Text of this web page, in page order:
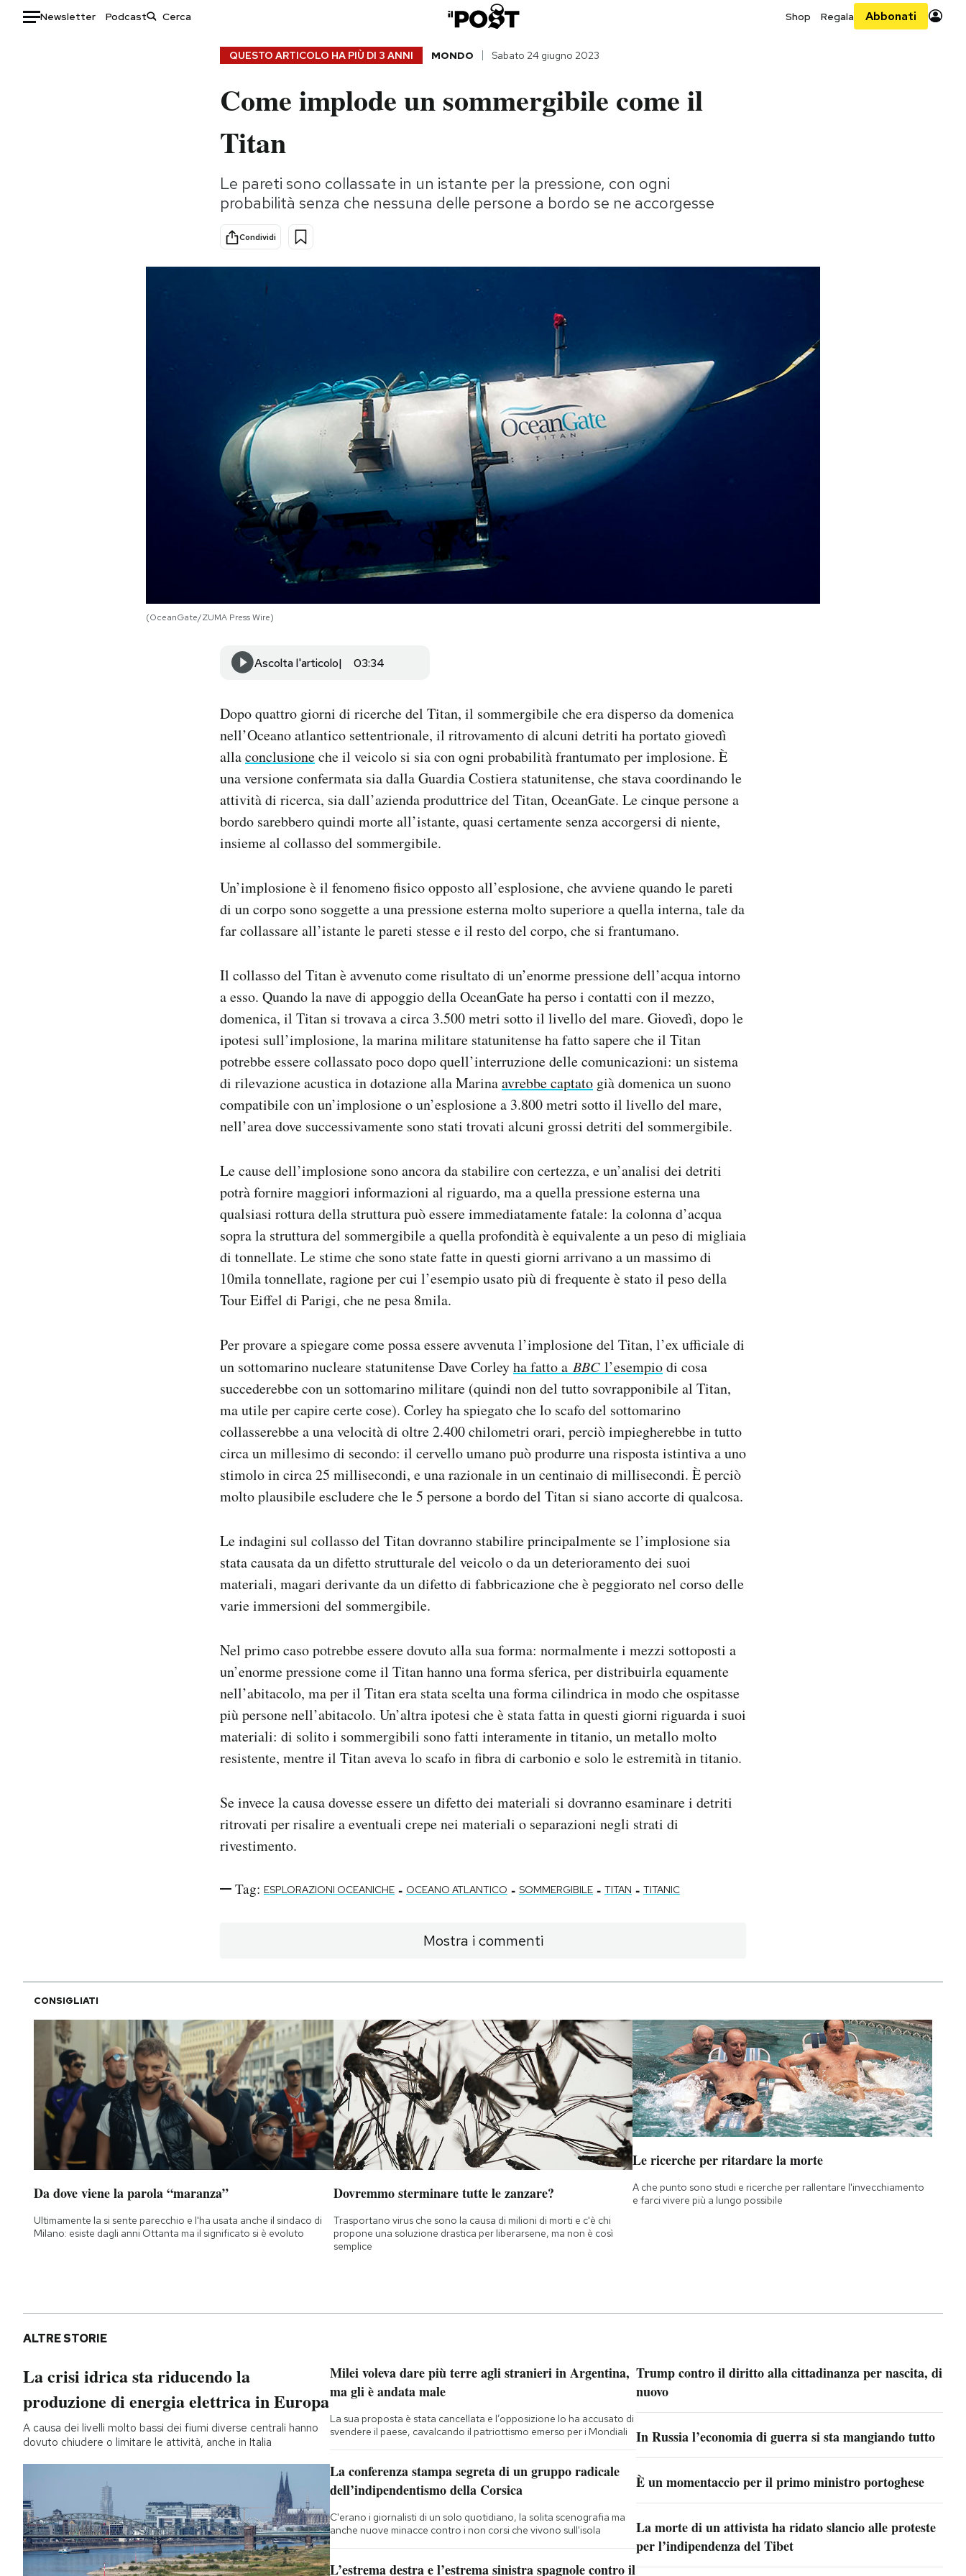
Newsletter Podcast Shop Regala Abbonati
Storie/Idee
Ok Boomer!
Altrecose
Mondiali calcio 2026
QUESTO ARTICOLO HA PIÙ DI 3 ANNI MONDO Sabato 24 giugno 2023
Come implode un sommergibile come il
Titan
Le pareti sono collassate in un istante per la pressione, con ogni
probabilità senza che nessuna delle persone a bordo se ne accorgesse
Condividi
(OceanGate/ZUMA Press Wire)
Ascolta l'articolo 03:34
Dopo quattro giorni di ricerche del Titan, il sommergibile che era disperso da domenica
nell’Oceano atlantico settentrionale, il ritrovamento di alcuni detriti ha portato giovedì
allaconclusioneche il veicolo si sia con ogni probabilità frantumato per implosione. È
una versione confermata sia dalla Guardia Costiera statunitense, che stava coordinando le
attività di ricerca, sia dall’azienda produttrice del Titan, OceanGate. Le cinque persone a
bordo sarebbero quindi morte all’istante, quasi certamente senza accorgersi di niente,
insieme al collasso del sommergibile.
Un’implosione è il fenomeno fisico opposto all’esplosione, che avviene quando le pareti
di un corpo sono soggette a una pressione esterna molto superiore a quella interna, tale da
far collassare all’istante le pareti stesse e il resto del corpo, che si frantumano.
Il collasso del Titan è avvenuto come risultato di un’enorme pressione dell’acqua intorno
a esso. Quando la nave di appoggio della OceanGate ha perso i contatti con il mezzo,
domenica, il Titan si trovava a circa 3.500 metri sotto il livello del mare. Giovedì, dopo le
ipotesi sull’implosione, la marina militare statunitense ha fatto sapere che il Titan
potrebbe essere collassato poco dopo quell’interruzione delle comunicazioni: un sistema
di rilevazione acustica in dotazione alla Marinaavrebbe captato già domenica un suono
compatibile con un’implosione o un’esplosione a 3.800 metri sotto il livello del mare,
nell’area dove successivamente sono stati trovati alcuni grossi detriti del sommergibile.
Le cause dell’implosione sono ancora da stabilire con certezza, e un’analisi dei detriti
potrà fornire maggiori informazioni al riguardo, ma a quella pressione esterna una
qualsiasi rottura della struttura può essere immediatamente fatale: la colonna d’acqua
sopra la struttura del sommergibile a quella profondità è equivalente a un peso di migliaia
di tonnellate. Le stime che sono state fatte in questi giorni arrivano a un massimo di
10mila tonnellate, ragione per cui l’esempio usato più di frequente è stato il peso della
Tour Eiffel di Parigi, che ne pesa 8mila.
Per provare a spiegare come possa essere avvenuta l’implosione del Titan, l’ex ufficiale di
un sottomarino nucleare statunitense Dave Corleyha fatto a BBCl’esempiodi cosa
succederebbe con un sottomarino militare (quindi non del tutto sovrapponibile al Titan,
ma utile per capire certe cose). Corley ha spiegato che lo scafo del sottomarino
collasserebbe a una velocità di oltre 2.400 chilometri orari, perciò impiegherebbe in tutto
circa un millesimo di secondo: il cervello umano può produrre una risposta istintiva a uno
stimolo in circa 25 millisecondi, e una razionale in un centinaio di millisecondi. È perciò
molto plausibile escludere che le 5 persone a bordo del Titan si siano accorte di qualcosa.
Le indagini sul collasso del Titan dovranno stabilire principalmente se l’implosione sia
stata causata da un difetto strutturale del veicolo o da un deterioramento dei suoi
materiali, magari derivante da un difetto di fabbricazione che è peggiorato nel corso delle
varie immersioni del sommergibile.
Nel primo caso potrebbe essere dovuto alla sua forma: normalmente i mezzi sottoposti a
un’enorme pressione come il Titan hanno una forma sferica, per distribuirla equamente
nell’abitacolo, ma per il Titan era stata scelta una forma cilindrica in modo che ospitasse
più persone nell’abitacolo. Un’altra ipotesi che è stata fatta in questi giorni riguarda i suoi
materiali: di solito i sommergibili sono fatti interamente in titanio, un metallo molto
resistente, mentre il Titan aveva lo scafo in fibra di carbonio e solo le estremità in titanio.
Se invece la causa dovesse essere un difetto dei materiali si dovranno esaminare i detriti
ritrovati per risalire a eventuali crepe nei materiali o separazioni negli strati di
rivestimento.
Tag: ESPLORAZIONI OCEANICHE - OCEANO ATLANTICO - SOMMERGIBILE - TITAN - TITANIC
Mostra i commenti
CONSIGLIATI
Da dove viene la parola “maranza”
Ultimamente la si sente parecchio e l'ha usata anche il sindaco di
Milano: esiste dagli anni Ottanta ma il significato si è evoluto
Dovremmo sterminare tutte le zanzare?
Trasportano virus che sono la causa di milioni di morti e c'è chi
propone una soluzione drastica per liberarsene, ma non è così
semplice
Le ricerche per ritardare la morte
A che punto sono studi e ricerche per rallentare l'invecchiamento
e farci vivere più a lungo possibile
ALTRE STORIE
La crisi idrica sta riducendo la
produzione di energia elettrica in Europa
A causa dei livelli molto bassi dei fiumi diverse centrali hanno
dovuto chiudere o limitare le attività, anche in Italia
Milei voleva dare più terre agli stranieri in Argentina,
ma gli è andata male
La sua proposta è stata cancellata e l’opposizione lo ha accusato di
svendere il paese, cavalcando il patriottismo emerso per i Mondiali
La conferenza stampa segreta di un gruppo radicale
dell’indipendentismo della Corsica
C'erano i giornalisti di un solo quotidiano, la solita scenografia ma
anche nuove minacce contro i non corsi che vivono sull'isola
L’estrema destra e l’estrema sinistra spagnole contro il
Trump contro il diritto alla cittadinanza per nascita, di
nuovo
In Russia l’economia di guerra si sta mangiando tutto
È un momentaccio per il primo ministro portoghese
La morte di un attivista ha ridato slancio alle proteste
per l’indipendenza del Tibet